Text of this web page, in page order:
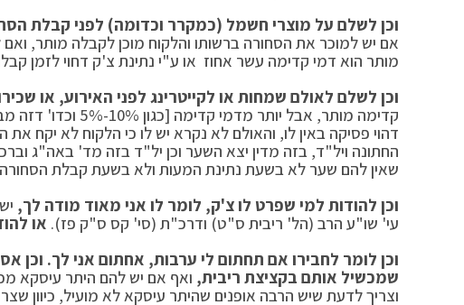
וכן לשלם על מוצרי חשמל (כמקרר וכדומה) לפני קבלת
אם יש למוכר את הסחורה ברשותו והלקוח מוכן לקבלה מותר,
מותר הוא דמי קדימה עשר אחוז או ע"י נתינת צ'ק דחוי לזמן
וכן לשלם לאולם שמחות או לקייטרינג לפני האירוע, או
קדימה מותר, אבל
דהוי פסיקה באין לו, והאולם לא נקרא יש לו כי הלקוח לא יקח את
החתונה ויל"ד, בזה מדין יצא השער וכן יל"ד בזה מד' באה"ג
שאין להם שער לא בשעת נתינת המעות ולא בשעת קבלת
וכן להודות למי שפרט לו צ'ק, לומר לו אני מאוד מודה לך,
עי' שו"ע הרב (הל' ריבית ס"ט) ודרכ"ת (סי' קס ס"ק פז). או
וכן לומר לחבירו אם תחתום לי ערבות, אחתום אני לך. וכן
שמכשיל אותם בקציצת ריבית, ואף אם יש להם היתר עיסקא
וצריך לדעת שיש הרבה אופנים שהיתר עיסקא לא מועיל, כיוון